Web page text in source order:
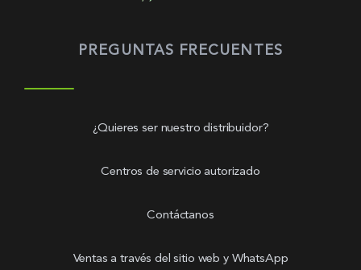
PREGUNTAS FRECUENTES
¿Quieres ser nuestro distribuidor?
Centros de servicio autorizado
Contáctanos
Ventas a través del sitio web y WhatsApp